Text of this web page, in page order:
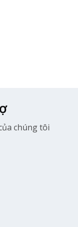
chúng tôi